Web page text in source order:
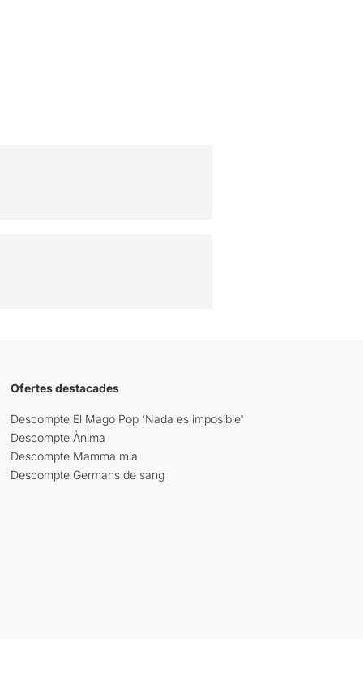
Ofertes destacades
Descompte El Mago Pop 'Nada es imposible'
Descompte Ànima
Descompte Mamma mia
Descompte Germans de sang